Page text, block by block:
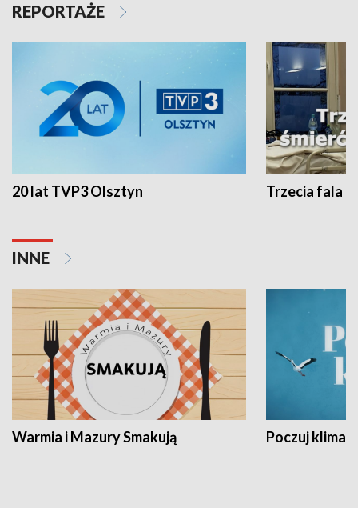
REPORTAŻE
20 lat TVP3 Olsztyn Trzecia fala -
INNE
Warmia i Mazury Smakują Poczuj klimat